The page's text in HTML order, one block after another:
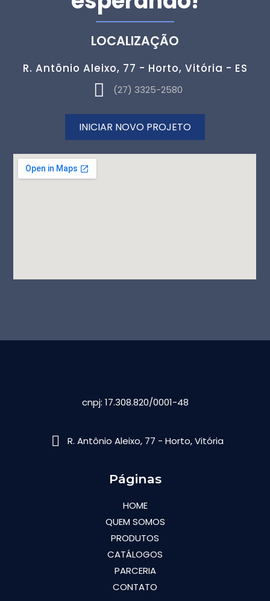
LOCALIZAÇÃO
R. Antônio Aleixo, 77 - Horto, Vitória - ES
(27) 3325-2580
INICIAR NOVO PROJETO
cnpj: 17.308.820/0001-48
R. Antônio Aleixo, 77 - Horto, Vitória
Páginas
HOME
QUEM SOMOS
PRODUTOS
CATÁLOGOS
PARCERIA
CONTATO